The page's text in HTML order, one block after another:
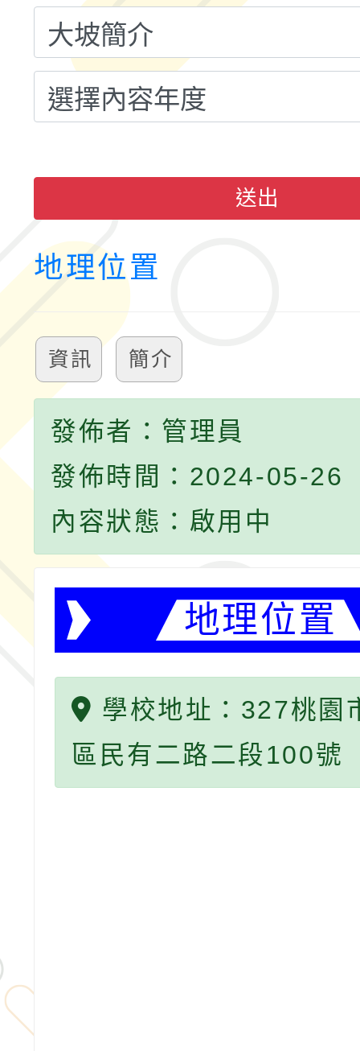
計畫子計畫十一-2：國
小時認證研習計畫」
115年度「教育部表揚
義教育推展貢獻獎」實
送出
地理位置
資訊 簡介
發佈者：管理員
發佈時間：2024-05-26
內容狀態：啟用中
地理位置
學校地址：327桃園
區民有二路二段100號